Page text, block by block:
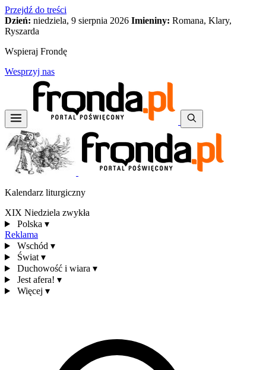
Przejdź do treści
Dzień: niedziela, 9 sierpnia 2026 Imieniny: Romana, Klary,
Ryszarda
Wspieraj Frondę
Wesprzyj nas
Kalendarz liturgiczny
XIX Niedziela zwykła
Polska ▾
Reklama
Wschód ▾
Świat ▾
Duchowość i wiara ▾
Jest afera! ▾
Więcej ▾